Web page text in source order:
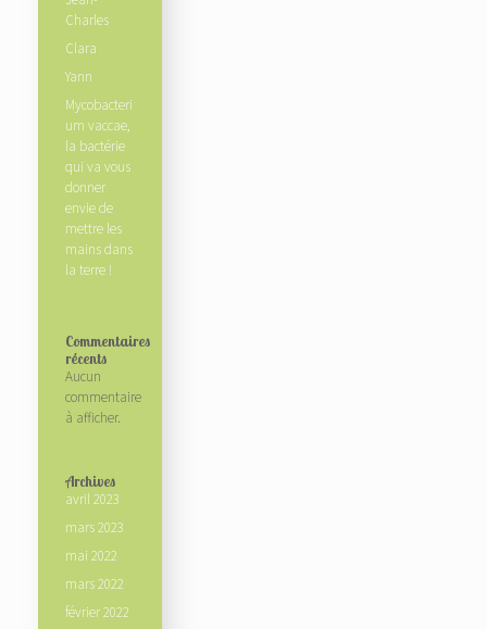
Charles
Clara
Yann
Mycobacteri
um vaccae,
la bactérie
qui va vous
donner
envie de
mettre les
mains dans
la terre !
Commentaires
récents
Aucun
commentaire
à afficher.
Archives
avril 2023
mars 2023
mai 2022
mars 2022
février 2022